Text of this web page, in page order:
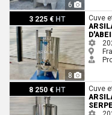
6
3 225 € HT
8
ARSILAC | Cuve inox 316L -
Cuve
8 250 € HT
ARSILAC | Cuve inox 316L -
Cuve